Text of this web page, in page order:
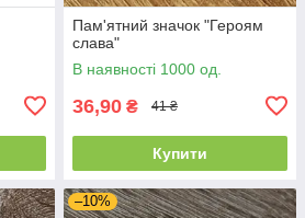
Пам'ятний значок "Героям
слава"
В наявності 1000 од.
36,90 ₴ 41 ₴
Купити
–10%